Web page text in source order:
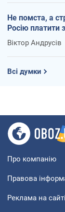
Не помста, а
Росію платити
Віктор Андрусів
Всі думки
Про компанію
Правова
Реклама на сайті